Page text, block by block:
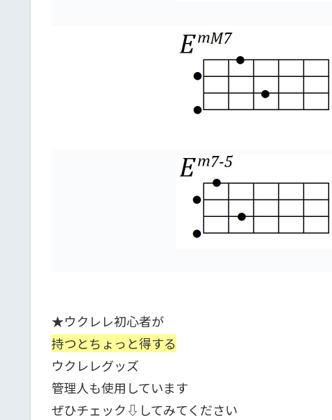
★ウクレレ初心者が
持つとちょっと得する
ウクレレグッズ
管理人も使用しています
ぜひチェック⇩してみてください